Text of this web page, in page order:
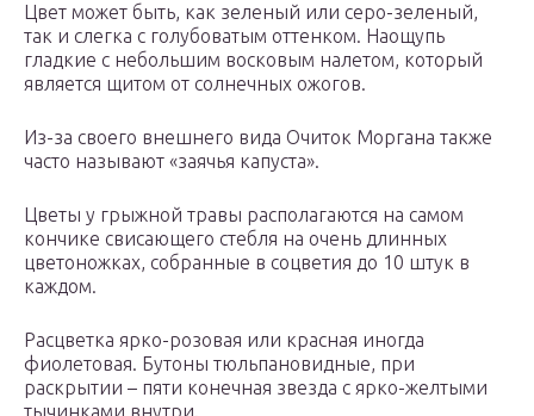
Цвет может быть, как зеленый или серо-зеленый,
так и слегка с голубоватым оттенком. Наощупь
гладкие с небольшим восковым налетом, который
является щитом от солнечных ожогов.
Из-за своего внешнего вида Очиток Моргана также
часто называют «заячья капуста».
Цветы у грыжной травы располагаются на самом
кончике свисающего стебля на очень длинных
цветоножках, собранные в соцветия до 10 штук в
каждом.
Расцветка ярко-розовая или красная иногда
фиолетовая. Бутоны тюльпановидные, при
раскрытии – пяти конечная звезда с ярко-желтыми
тычинками внутри.